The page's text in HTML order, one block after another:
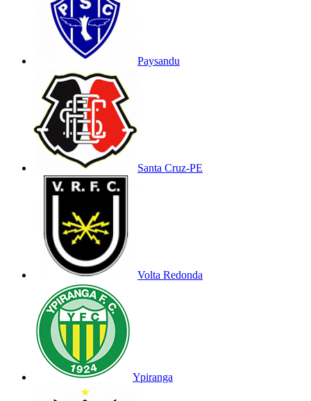
Paysandu
Santa Cruz-PE
Volta Redonda
Ypiranga